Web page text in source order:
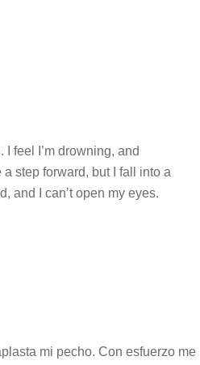
feel I’m drowning, and
step forward, but I fall into a
and I can’t open my eyes.
mi pecho. Con esfuerzo me